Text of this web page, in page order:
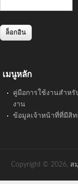
เมนูหลัก
คู่มือการใช้งานสำห
งาน
ข้อมูลเจ้าหน้าที่ที่มีสิ
Copyright © 2026, ส